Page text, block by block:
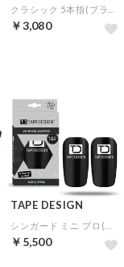
￥3,080
TAPE DESIGN
￥5,500